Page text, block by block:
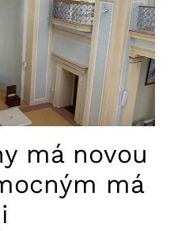
má novou
má